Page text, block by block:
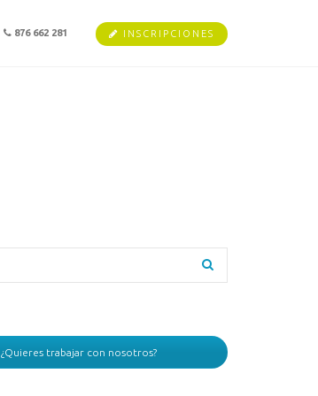
876 662 281 INSCRIPCIONES
¿Quieres trabajar con nosotros?